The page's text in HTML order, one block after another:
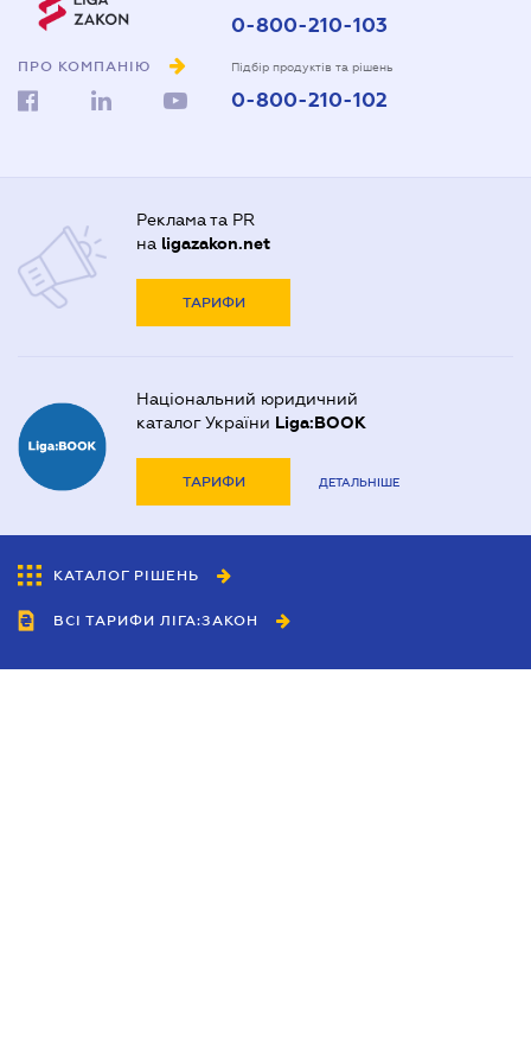
ПРО КОМПАНІЮ
0-800-210-103
Підбір продуктів та рішень
0-800-210-102
Реклама та PR
на ligazakon.net
ТАРИФИ
Національний юридичний
каталог України Liga:BOOK
ТАРИФИ ДЕТАЛЬНІШЕ
КАТАЛОГ РІШЕНЬ
ВСІ ТАРИФИ ЛІГА:ЗАКОН